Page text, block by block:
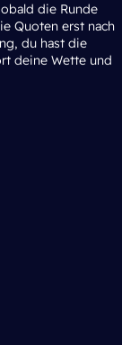
die Runde
Quoten erst nach
du hast die
deine Wette und